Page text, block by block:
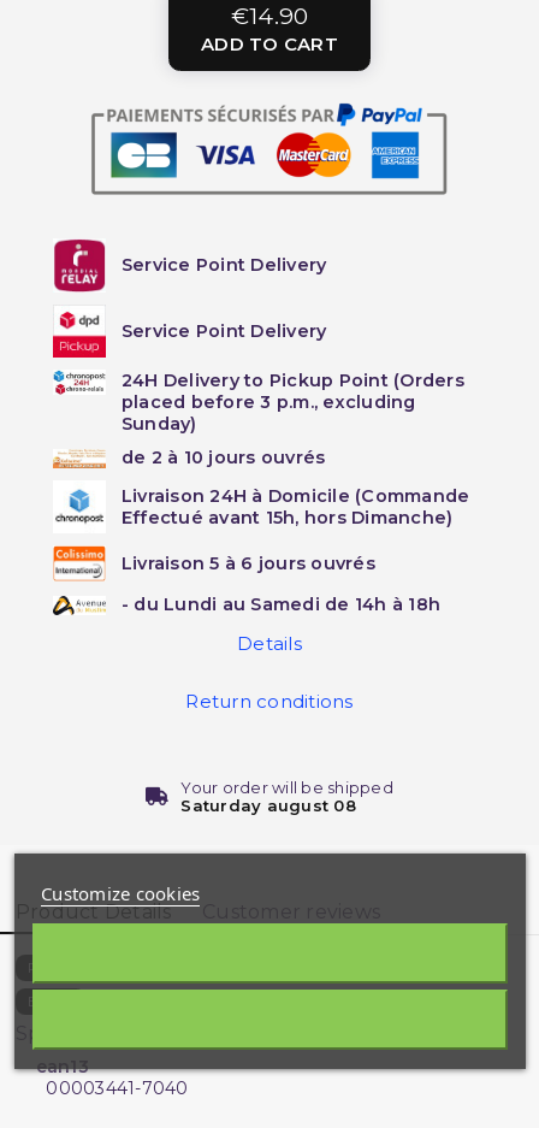
€14.90
ADD TO CART
Service Point Delivery
Service Point Delivery
24H Delivery to Pickup Point (Orders
placed before 3 p.m., excluding
Sunday)
de 2 à 10 jours ouvrés
Livraison 24H à Domicile (Commande
Effectué avant 15h, hors Dimanche)
Livraison 5 à 6 jours ouvrés
- du Lundi au Samedi de 14h à 18h
Details
Return conditions
Your order will be shipped
Saturday august 08
Product Details
Reference
EAN13
ean13
00003441-7040
Customize cookies